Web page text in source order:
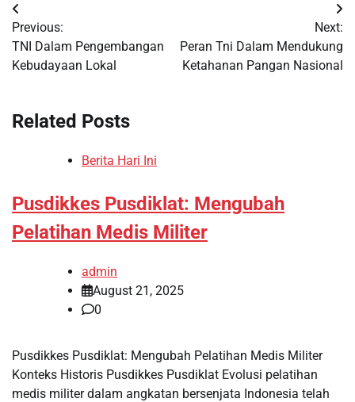
Post
navigation
Previous:
TNI Dalam Pengembangan
Kebudayaan Lokal
Next:
Peran Tni Dalam Mendukung
Ketahanan Pangan Nasional
Related Posts
Berita Hari Ini
Pusdikkes Pusdiklat: Mengubah
Pelatihan Medis Militer
admin
August 21, 2025
0
Pusdikkes Pusdiklat: Mengubah Pelatihan Medis Militer
Konteks Historis Pusdikkes Pusdiklat Evolusi pelatihan
medis militer dalam angkatan bersenjata Indonesia telah